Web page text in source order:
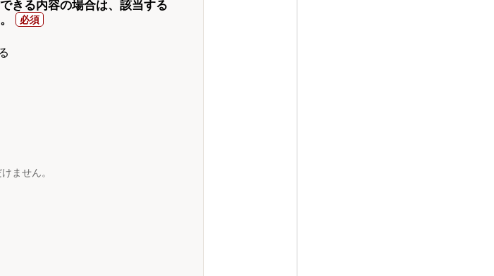
きる内容の場合は、該当する
ません。